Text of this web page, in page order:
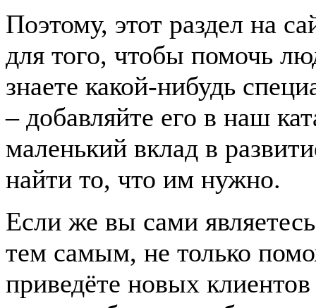
Поэтому, этот раздел на
для того, чтобы помочь
знаете какой-нибудь
– добавляйте его в наш
маленький вклад в
найти то, что им нужно.
Если же вы сами
тем самым, не только
приведёте новых